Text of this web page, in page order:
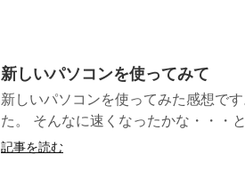
新しいパソコンを使ってみて
新しいパソコンを使ってみた感想で
た。 そんなに速くなったかな・・・
記事を読む